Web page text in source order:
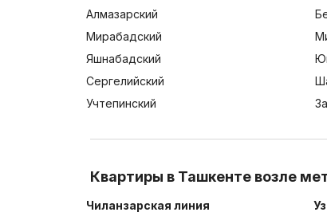
Алмазарский
Мирабадский
Яшнабадский
Сергелийский
Учтепинский
Квартиры в Ташкенте возле
Чиланзарская линия